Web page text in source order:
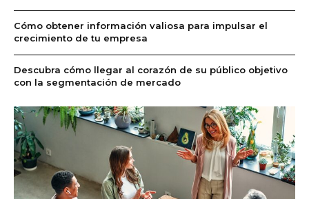
Cómo obtener información valiosa para impulsar el
crecimiento de tu empresa
Descubra cómo llegar al corazón de su público objetivo
con la segmentación de mercado